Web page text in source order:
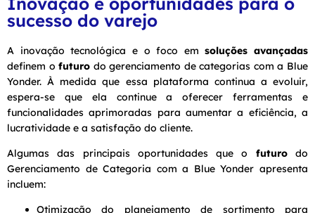
sucesso do varejo
A inovação tecnológica e o foco emsoluções avançadas
definem ofuturo do gerenciamento de categorias com a Blue
Yonder. À medida que essa plataforma continua a evoluir,
espera-se que ela continue a oferecer ferramentas e
funcionalidades aprimoradas para aumentar a eficiência, a
lucratividade e a satisfação do cliente.
Algumas das principais oportunidades que o futurodo
Gerenciamento de Categoria com a Blue Yonder apresenta
incluem:
Otimização do planejamento de sortimento para